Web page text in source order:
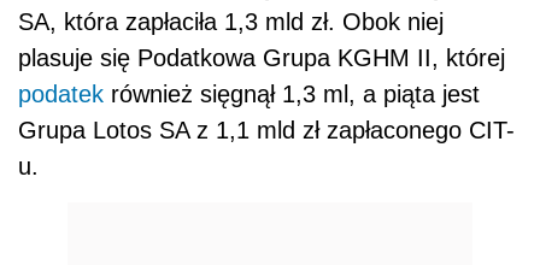
SA, która zapłaciła 1,3 mld zł. Obok niej
plasuje się Podatkowa Grupa KGHM II, której
podatek również sięgnął 1,3 ml, a piąta jest
Grupa Lotos SA z 1,1 mld zł zapłaconego CIT-
u.